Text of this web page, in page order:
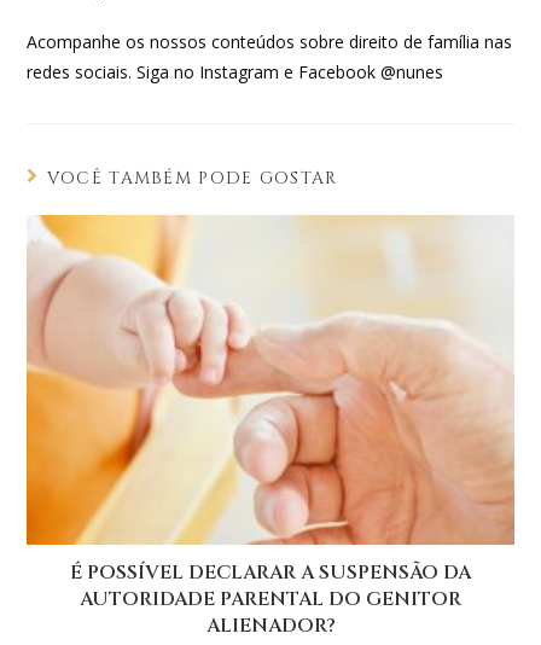
Acompanhe os nossos conteúdos sobre direito de família nas
redes sociais. Siga no Instagram e Facebook @nunes
VOCÊ TAMBÉM PODE GOSTAR
É POSSÍVEL DECLARAR A SUSPENSÃO DA
AUTORIDADE PARENTAL DO GENITOR
ALIENADOR?